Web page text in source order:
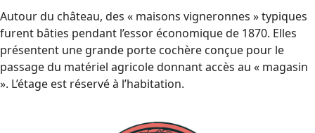
Autour du château, des « maisons vigneronnes » typiques
furent bâties pendant l’essor économique de 1870. Elles
présentent une grande porte cochère conçue pour le
passage du matériel agricole donnant accès au « magasin
». L’étage est réservé à l’habitation.